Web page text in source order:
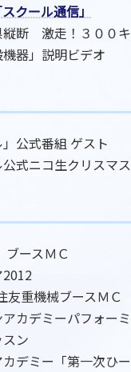
クール通信」
縦断 激走！３００
機器」説明ビデオ
」公式番組 ゲスト
式ニコ生クリスマス
ブースＭＣ
友重機械ブースＭＣ
アカデミーパフォー
ン
デミー「第一次ひ